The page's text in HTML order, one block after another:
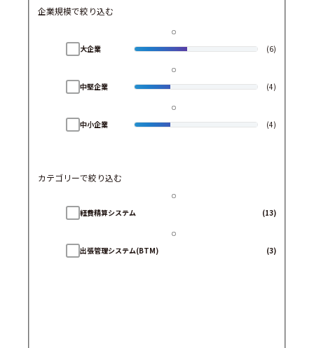
企業規模で絞り込む
大企業 (6)
中堅企業 (4)
中小企業 (4)
カテゴリーで絞り込む
経費精算システム (13)
出張管理システム(BTM) (3)